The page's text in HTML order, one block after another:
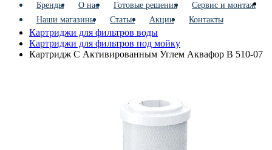
Бренды О нас Готовые решения
Сервис и монтаж
Наши магазины
Статьи Акции Контакты
Картриджи для фильтров воды
Картриджи для фильтров под мойку
Картридж С Активированным Углем Аквафор B 510-07